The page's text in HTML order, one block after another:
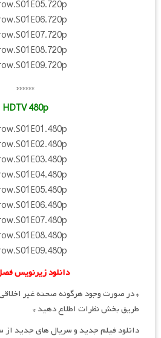
******
HDTV 480p
دانلود زیرنویس
* در صورت وجود هرگونه صحنه غیر
طریق بخش نظرات اطلاع دهید *
دانلود فیلم جدید و سریال های جدید از